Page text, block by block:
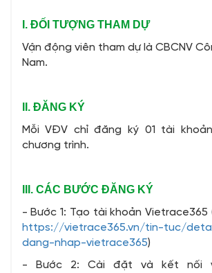
I. ĐỐI TƯỢNG THAM DỰ
Vận động viên tham dự là CBCNV
Nam.
II. ĐĂNG KÝ
Mỗi VĐV chỉ đăng ký 01 tài
chương trình.
III. CÁC BƯỚC ĐĂNG KÝ
- Bước 1: Tạo tài khoản Vietrace365
https://vietrace365.vn/tin-tuc/
dang-nhap-vietrace365)
- Bước 2: Cài đặt và kết nối